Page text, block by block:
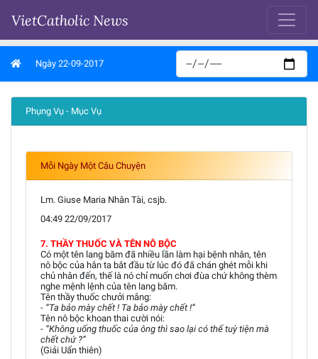
VietCatholic News
Ngày 22-09-2017
Phụng Vụ - Mục Vụ
Mỗi Ngày Một Câu Chuyện
Lm. Giuse Maria Nhân Tài, csjb.
04:49 22/09/2017
7. THẦY THUỐC VÀ TÊN NÔ BỘC
Có một tên lang băm đã nhiều lần làm hại bệnh nhân, tên
nô bộc của hắn ta bắt đầu từ lúc đó đã chán ghét mỗi khi
chủ nhân đến, thế là nó chỉ muốn chơi đùa chứ không thèm
nghe mệnh lệnh của tên lang băm.
Tên thầy thuốc chưởi mắng:
- “Ta bảo mày chết ! Ta bảo mày chết !”
Tên nô bộc khoan thai cười nói:
- “Không uống thuốc của ông thì sao lại có thể tuỳ tiện mà
chết chứ ?”
(Giải Uẩn thiên)